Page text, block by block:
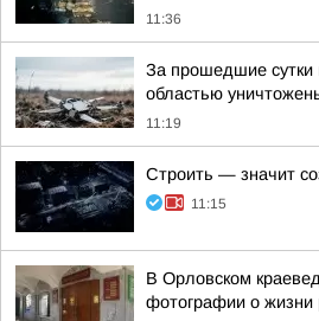
11:36
За прошедшие сутки
областью
11:19
Строить — значит
11:15
В Орловском
фотографии о жизни